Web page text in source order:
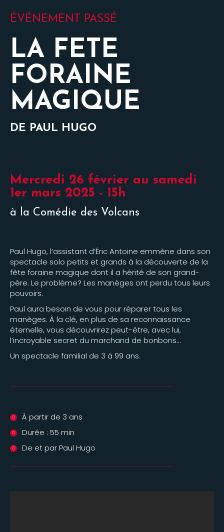
ÉVÉNEMENT PASSÉ
LA FETE
FORAINE
MAGIQUE
DE PAUL HUGO
Mercredi 26 février au samedi
1er mars 2025 - 15h
à la Comédie des Volcans
Paul Hugo, l’assistant d’Éric Antoine emmène dans son
spectacle solo petits et grands à la découverte de la
fête foraine magique dont il a hérité de son grand-
père. Le problème? Les manèges ont perdu tous leurs
pouvoirs.
Paul aura besoin de vous pour réparer tous les
manèges. À la clé, en plus de sa reconnaissance
éternelle, vous découvrirez peut-être, avec lui,
l’incroyable secret du marchand de bonbons…
Un spectacle familial de 3 à 99 ans.
À partir de 3 ans
Durée : 55 min
De et par Paul Hugo